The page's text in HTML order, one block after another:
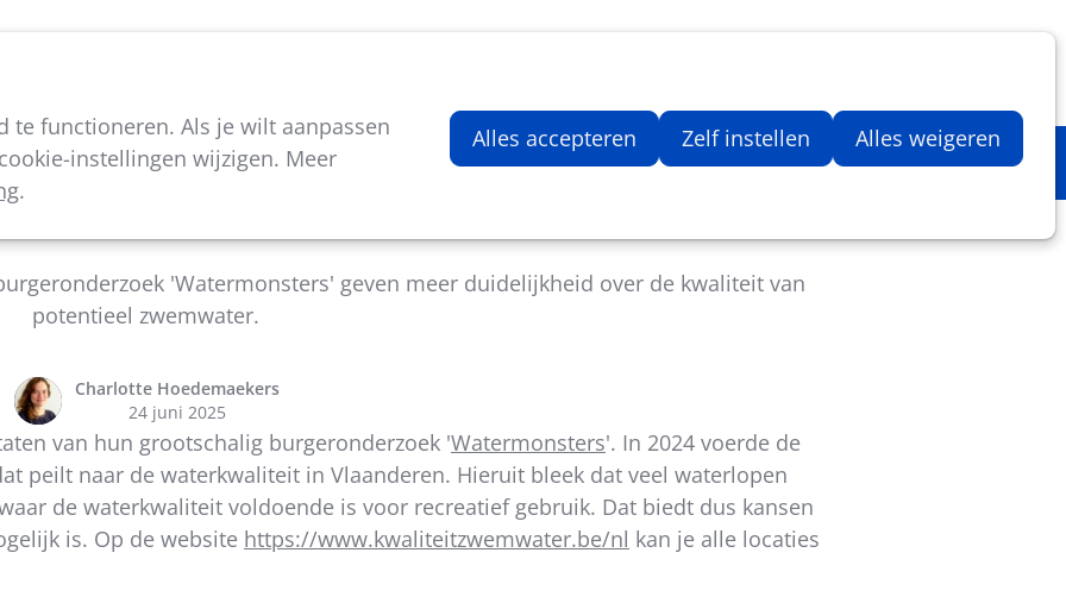
te functioneren. Als je wilt aanpassen
instellingen wijzigen. Meer
.
Alles accepteren Zelf instellen Alles weigeren
Aantal artikelen in
en openwaterzwemmen
'Watermonsters' geven meer duidelijkheid over de kwaliteit van
potentieel zwemwater.
Charlotte Hoedemaekers
24 juni 2025
van hun grootschalig burgeronderzoek 'Watermonsters'. In 2024 voerde de
peilt naar de waterkwaliteit in Vlaanderen. Hieruit bleek dat veel waterlopen
de waterkwaliteit voldoende is voor recreatief gebruik. Dat biedt dus kansen
is. Op de website https://www.kwaliteitzwemwater.be/nl kan je alle locaties